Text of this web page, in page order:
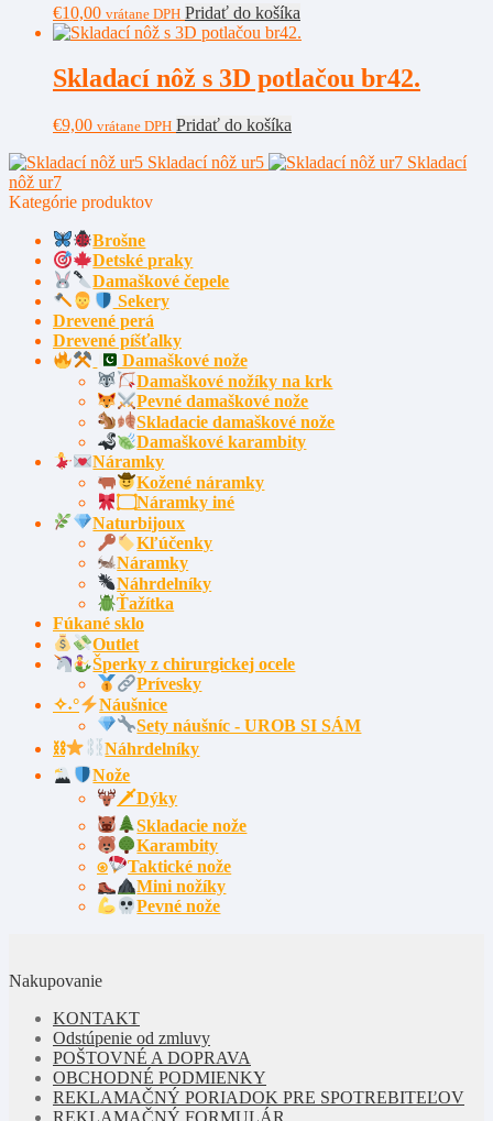
€10,00 vrátane DPH Pridať do košíka
Skladací nôž s 3D potlačou br42.
€9,00 vrátane DPH Pridať do košíka
Skladací nôž ur5
Skladací
nôž ur7
Kategórie produktov
Brošne
Detské praky
Damaškové čepele
Sekery
Drevené perá
Drevené píšťalky
Damaškové nože
Damaškové nožíky na krk
Pevné damaškové nože
Skladacie damaškové nože
Damaškové karambity
Náramky
Kožené náramky
۝Náramky iné
Naturbijoux
Kľúčenky
Náramky
Náhrdelníky
Ťažítka
Fúkané sklo
Outlet
Šperky z chirurgickej ocele
Prívesky
✧˖°
Náušnice
Sety náušníc - UROB SI SÁM
⛓
Náhrdelníky
Nože
🗡Dýky
Skladacie nože
Karambity
⍟
Taktické nože
Mini nožíky
Pevné nože
Nakupovanie
KONTAKT
Odstúpenie od zmluvy
POŠTOVNÉ A DOPRAVA
OBCHODNÉ PODMIENKY
REKLAMAČNÝ PORIADOK PRE SPOTREBITEĽOV